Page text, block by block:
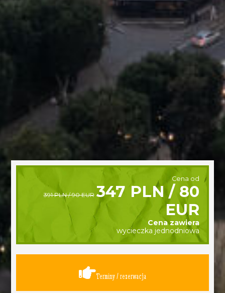
Cena od
391 PLN / 90 EUR 347 PLN / 80
EUR
Cena zawiera
wycieczka jednodniowa
Terminy / rezerwacja